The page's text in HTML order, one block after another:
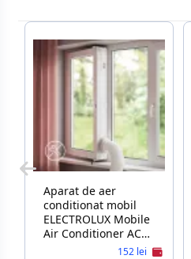
Aparat de aer
conditionat mobil
ELECTROLUX Mobile
Air Conditioner ACC
Electrolux EWKIT5
152 lei